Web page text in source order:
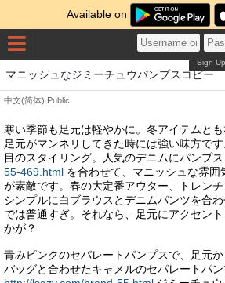
Available on
Sign Up
マニッシュなジミーチュウパンプスコピー
中文(简体) Public
寒い季節も足元は軽やかに。冬アイテムとも
足元がマンネリしてきた時には強い味方で
目のスタイリング。人気のデニムにパンプス
55-469.html を合わせて、マニッシュな雰
が素敵です。春の大定番アウター、トレンチ
シンプルに白ブラウスとデニムパンツを合
では普通すぎ。それなら、足元にアクセン
かが？
青みピンクのセパレートパンプスで、足元
バッグと合わせたキャメルのセパレートパン